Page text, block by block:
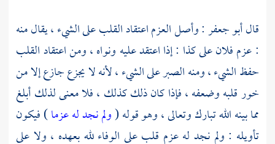
قالأبو جعفر: وأصل العزم اعتقاد القلب على الشيء ، يقال منه
: عزم فلان على كذا : إذا اعتقد عليه ونواه ، ومن اعتقاد القلب
حفظ الشيء ، ومنه الصبر على الشيء ، لأنه لا يجزع جازع إلا من
خور قلبه وضعفه ، فإذا كان ذلك كذلك ، فلا معنى لذلك أبلغ
مما بينه الله تبارك وتعالى ، وهو قوله (ولم نجد له عزما) فيكون
تأويله : ولم نجد له عزم قلب على الوفاء لله بعهده ، ولا على